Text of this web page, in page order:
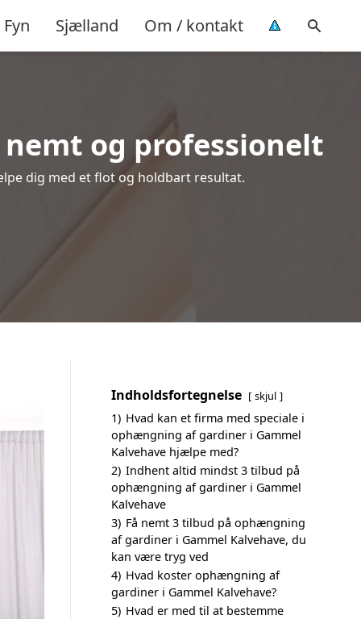
Fyn Sjælland Om / kontakt
og professionelt
dig med et flot og holdbart resultat.
Indholdsfortegnelse skjul
1) Hvad kan et firma med speciale i
ophængning af gardiner i Gammel
Kalvehave hjælpe med?
2) Indhent altid mindst 3 tilbud på
ophængning af gardiner i Gammel
Kalvehave
3) Få nemt 3 tilbud på ophængning
af gardiner i Gammel Kalvehave, du
kan være tryg ved
4) Hvad koster ophængning af
gardiner i Gammel Kalvehave?
5) Hvad er med til at bestemme